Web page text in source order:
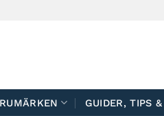
GUIDER, TIPS